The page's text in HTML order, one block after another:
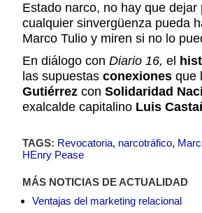
Estado narco, no hay que
cualquier sinvergüenza pueda
Marco Tulio y miren si no lo
En diálogo con Diario 16, el
las supuestas conexiones que
Gutiérrez con Solidaridad
exalcalde capitalino Luis
TAGS: Revocatoria, narcotráfico,
HEnry Pease
MÁS NOTICIAS DE ACTUALIDAD
Ventajas del marketing relacional